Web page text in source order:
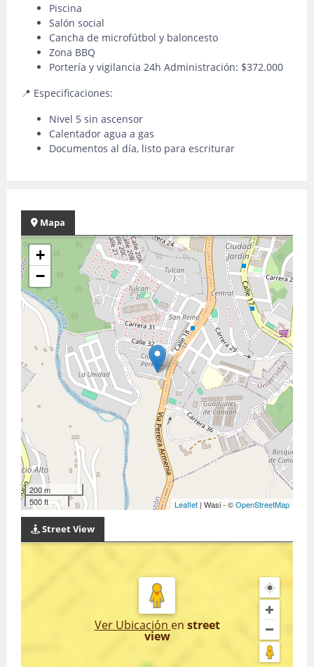
Piscina
Salón social
Cancha de microfútbol y baloncesto
Zona BBQ
Portería y vigilancia 24h Administración: $372.000
📍 Especificaciones:
Nivel 5 sin ascensor
Calentador agua a gas
Documentos al día, listo para escriturar
Mapa
+
−
200 m
500 ft
Leaflet | Wasi - ©OpenStreetMap
Street View
Ver Ubicación en street
view